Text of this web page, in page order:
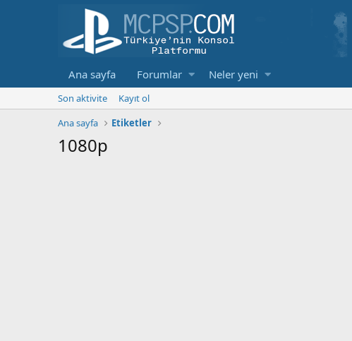
Ana sayfa Forumlar Neler yeni
Son aktivite
Kayıt ol
Ana sayfa
Etiketler
1080p